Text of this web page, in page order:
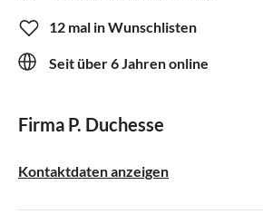
12 mal in Wunschlisten
Seit über 6 Jahren online
Firma P. Duchesse
Kontaktdaten anzeigen